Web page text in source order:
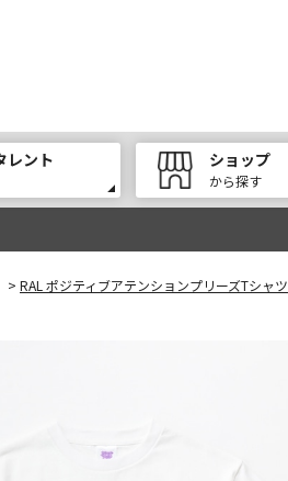
レント ショップ
から探す
> RAL ポジティブアテンションプリーズTシャツ